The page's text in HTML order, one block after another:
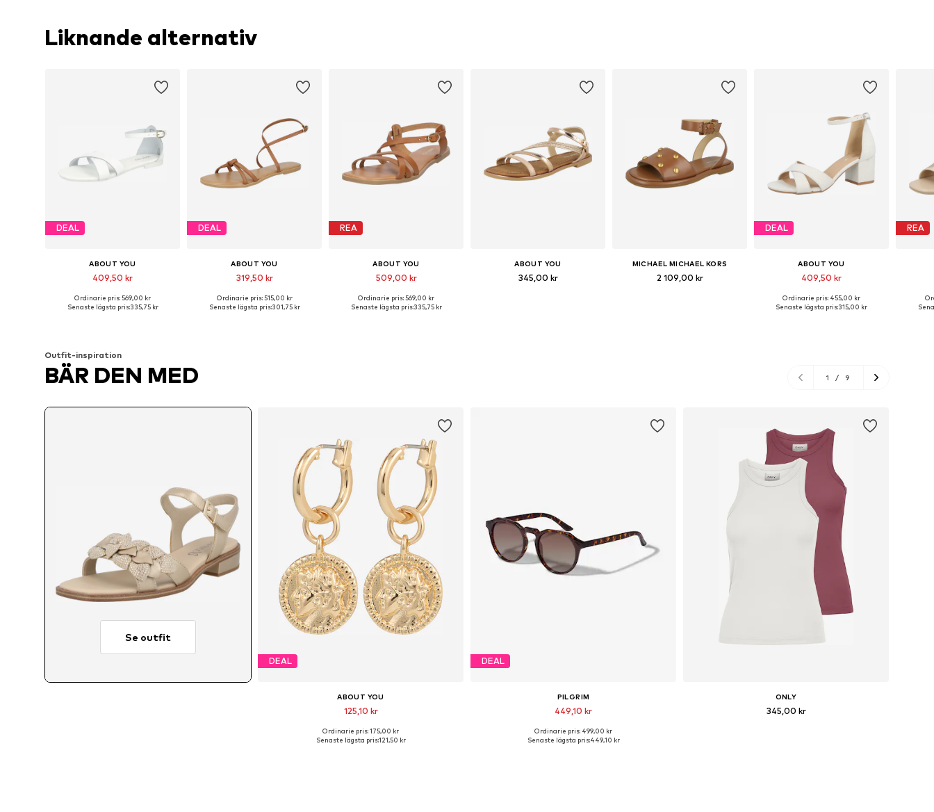
Liknande alternativ
DEAL
ABOUT YOU
409,50 kr
Tillgängliga storlekar: 37, 38, 39
Ordinarie pris: 569,00 kr
Senaste lägsta pris:335,75 kr
DEAL
ABOUT YOU
319,50 kr
Ordinarie pris: 515,00 kr
Senaste lägsta pris:301,75 kr
REA
ABOUT YOU
509,00 kr
Ordinarie pris: 569,00 kr
Senaste lägsta pris:335,75 kr
ABOUT YOU
345,00 kr
MICHAEL MICHAEL KORS
2 109,00 kr
DEAL
ABOUT YOU
409,50 kr
+1
Ordinarie pris: 455,00 kr
Senaste lägsta pris:315,00 kr
REA
Outfit-inspiration
BÄR DEN MED 1 / 9
Se outfit
DEAL
ABOUT YOU
125,10 kr
Tillgängliga storlekar: One Size
Ordinarie pris: 175,00 kr
Senaste lägsta pris:121,50 kr
DEAL
PILGRIM
449,10 kr
Tillgängliga storlekar: One Size
Ordinarie pris: 499,00 kr
Senaste lägsta pris:449,10 kr
ONLY
345,00 kr